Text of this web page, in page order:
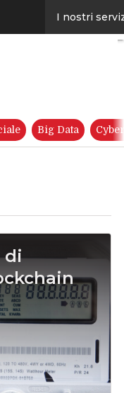
I nostri
Big Data
di